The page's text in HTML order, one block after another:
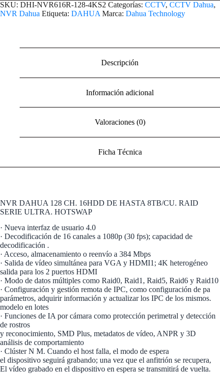
SKU: DHI-NVR616R-128-4KS2 Categorías: CCTV, CCTV Dahua,
NVR Dahua Etiqueta: DAHUA Marca: Dahua Technology
Descripción
Información adicional
Valoraciones (0)
Ficha Técnica
NVR DAHUA 128 CH. 16HDD DE HASTA 8TB/CU. RAID
SERIE ULTRA. HOTSWAP
· Nueva interfaz de usuario 4.0
· Decodificación de 16 canales a 1080p (30 fps); capacidad de
decodificación .
· Acceso, almacenamiento o reenvío a 384 Mbps
· Salida de vídeo simultánea para VGA y HDMI1; 4K heterogéneo
salida para los 2 puertos HDMI
· Modo de datos múltiples como Raid0, Raid1, Raid5, Raid6 y Raid10
· Configuración y gestión remota de IPC, como configuración de pa
parámetros, adquirir información y actualizar los IPC de los mismos.
modelo en lotes
· Funciones de IA por cámara como protección perimetral y detección
de rostros
y reconocimiento, SMD Plus, metadatos de vídeo, ANPR y 3D
análisis de comportamiento
· Clúster N M. Cuando el host falla, el modo de espera
el dispositivo seguirá grabando; una vez que el anfitrión se recupera,
El vídeo grabado en el dispositivo en espera se transmitirá de vuelta.